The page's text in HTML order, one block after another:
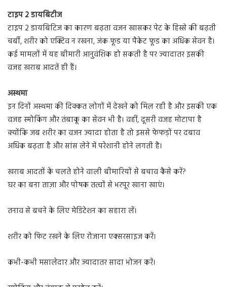
टाइप 2 डायबिटीज
टाइप 2 डायबिटिज का कारण बढ़ता वजन खासकर पेट के हिस्से की बढ़ती
चर्बी, शरीर को एक्टिव न रखना, जंक फूड या पैकेट फूड का अधिक सेवन है।
कई मामलों में यह बीमारी आनुवंशिक हो सकती है पर ज्यादातर इसकी
वजह खराब आदतें ही हैं।
अस्थमा
इन दिनों अस्थमा की दिक्कत लोगों में देखने को मिल रही है और इसकी एक
वजह स्मोकिंग और तंबाकू का सेवन भी है। वहीं, दूसरी वजह मोटापा है
क्योंकि जब शरीर का वजन ज्यादा होता है तो इससे फेफड़ों पर दबाव
अधिक बढ़ता है और सांस लेने में परेशानी होने लगती है।
खराब आदतों के चलते होने वाली बीमारियों से बचाव कैसे करें?
घर का बना ताज़ा और पोषक तत्वों से भरपूर खाना खाएं।
तनाव से बचने के लिए मेडिटेशन का सहारा लें।
शरीर को फिट रखने के लिए रोजाना एक्सरसाइज करें।
कभी-कभी मसालेदार और ज्यादातर सादा भोजन करें।